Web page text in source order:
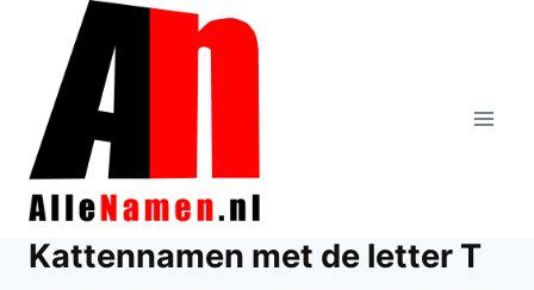
Doorgaan
inhoud
Kattennamen met de letter T